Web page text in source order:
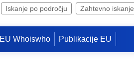
Iskanje po področju Zahtevno iskanje
EU Whoiswho Publikacije EU